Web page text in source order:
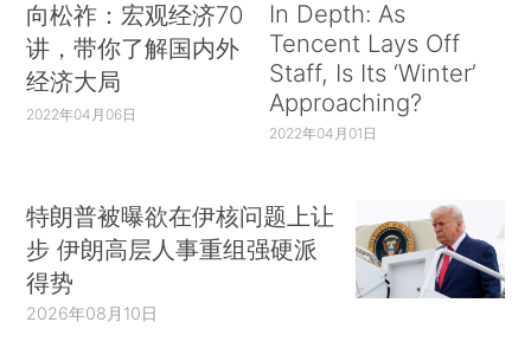
向松祚：宏观经济70
讲，带你了解国内外
经济大局
2022年04月06日
In Depth: As
Tencent Lays Off
Staff, Is Its ‘Winter’
Approaching?
2022年04月01日
特朗普被曝欲在伊核问题上让
步 伊朗高层人事重组强硬派
得势
2026年08月10日